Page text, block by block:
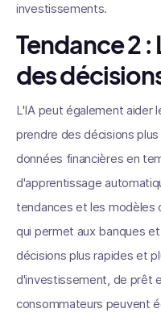
investissements.
Tendance 2
des
L'IA peut également aider
prendre des décisions
données financières en
d'apprentissage
tendances et les modèles
qui permet aux banques
décisions plus rapides et
d'investissement, de prêt
consommateurs peuvent